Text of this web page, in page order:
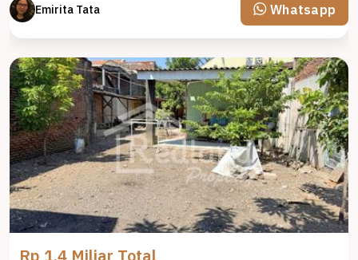
Emirita Tata Whatsapp
Rp 1,4 Miliar Total